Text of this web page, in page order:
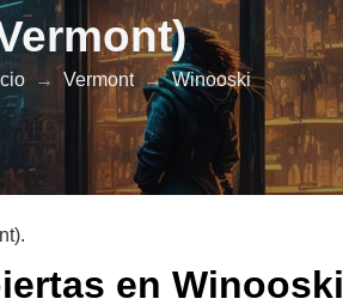
→ Vermont → Winooski
en Winooski